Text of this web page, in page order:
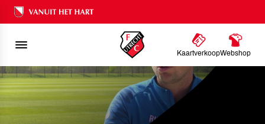
Ons nalatenschap
KaartverkoopWebshop